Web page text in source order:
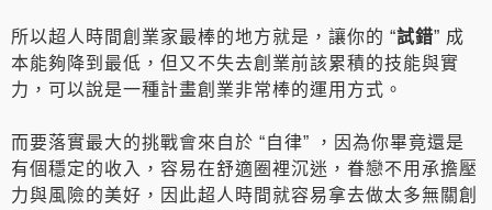
所以超人時間創業家最棒的地方就是，讓你的 “試錯” 成
本能夠降到最低，但又不失去創業前該累積的技能與實
力，可以說是一種計畫創業非常棒的運用方式。
而要落實最大的挑戰會來自於 “自律” ，因為你畢竟還是
有個穩定的收入，容易在舒適圈裡沉迷，眷戀不用承擔壓
力與風險的美好，因此超人時間就容易拿去做太多無關創